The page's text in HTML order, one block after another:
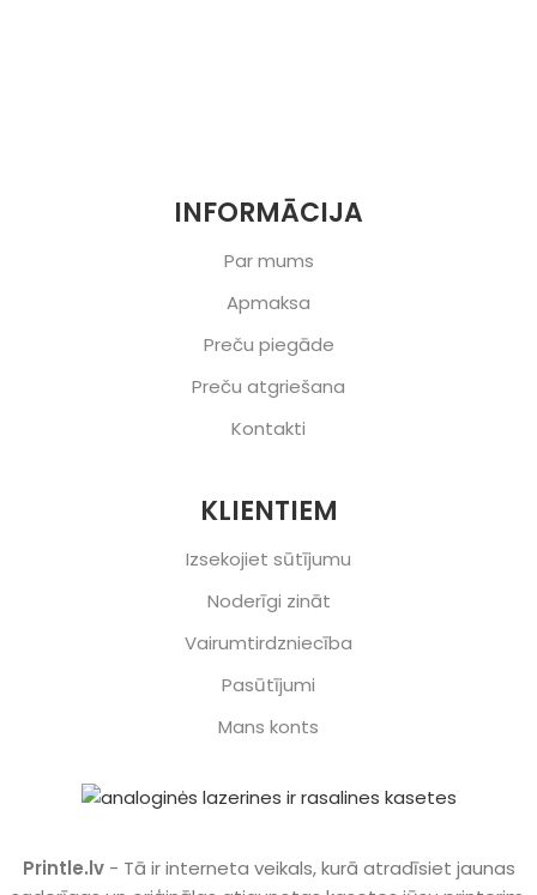
INFORMĀCIJA
Par mums
Apmaksa
Preču piegāde
Preču atgriešana
Kontakti
KLIENTIEM
Izsekojiet sūtījumu
Noderīgi zināt
Vairumtirdzniecība
Pasūtījumi
Mans konts
Printle.lv - Tā ir interneta veikals, kurā atradīsiet jaunas